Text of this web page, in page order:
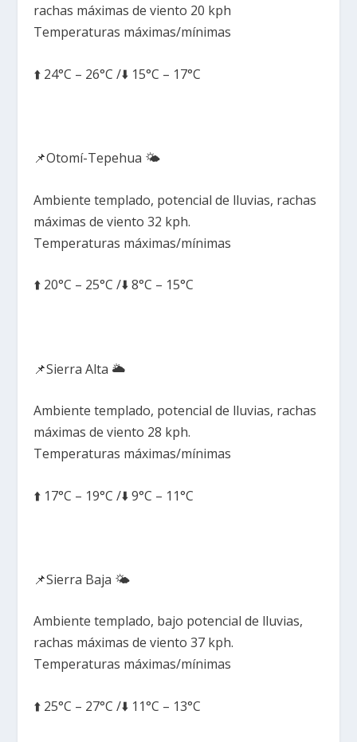
rachas máximas de viento 20 kph
Temperaturas máximas/mínimas
⬆️ 24°C – 26°C /⬇️ 15°C – 17°C
📌Otomí-Tepehua 🌤️
Ambiente templado, potencial de lluvias, rachas
máximas de viento 32 kph.
Temperaturas máximas/mínimas
⬆️ 20°C – 25°C /⬇️ 8°C – 15°C
📌Sierra Alta 🌥️
Ambiente templado, potencial de lluvias, rachas
máximas de viento 28 kph.
Temperaturas máximas/mínimas
⬆️ 17°C – 19°C /⬇️ 9°C – 11°C
📌Sierra Baja 🌤️
Ambiente templado, bajo potencial de lluvias,
rachas máximas de viento 37 kph.
Temperaturas máximas/mínimas
⬆️ 25°C – 27°C /⬇️ 11°C – 13°C